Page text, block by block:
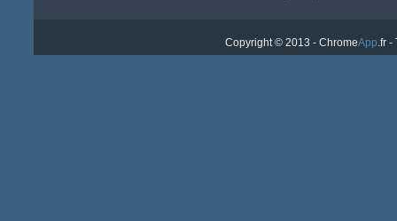
Copyright © 2013 - ChromeApp.fr -